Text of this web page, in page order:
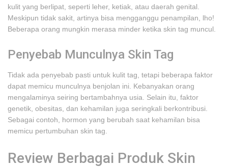
kulit yang berlipat, seperti leher, ketiak, atau daerah genital.
Meskipun tidak sakit, artinya bisa mengganggu penampilan, lho!
Beberapa orang mungkin merasa minder ketika skin tag muncul.
Penyebab Munculnya Skin Tag
Tidak ada penyebab pasti untuk kulit tag, tetapi beberapa faktor
dapat memicu munculnya benjolan ini. Kebanyakan orang
mengalaminya seiring bertambahnya usia. Selain itu, faktor
genetik, obesitas, dan kehamilan juga seringkali berkontribusi.
Sebagai contoh, hormon yang berubah saat kehamilan bisa
memicu pertumbuhan skin tag.
Review Berbagai Produk Skin